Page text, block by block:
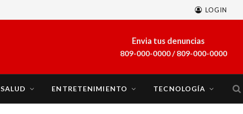
LOGIN
Envia tus denuncias
809-000-0000 / 809-000-0000
SALUD ENTRETENIMIENTO TECNOLOGÍA